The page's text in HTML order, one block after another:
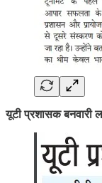
यूटी प्रशासक बनवारी